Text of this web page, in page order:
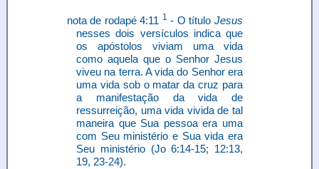
nota de rodapé 4:11 1 - O títuloJesus
nesses dois versículos indica que
os apóstolos viviam uma vida
como aquela que o Senhor Jesus
viveu na terra. A vida do Senhor era
uma vida sob o matar da cruz para
a manifestação da vida de
ressurreição, uma vida vivida de tal
maneira que Sua pessoa era uma
com Seu ministério e Sua vida era
Seu ministério (Jo 6:14-15; 12:13,
19, 23-24).